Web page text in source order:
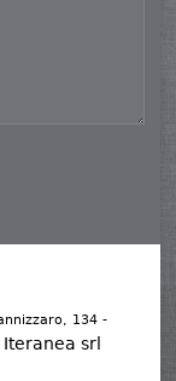
134 -
Iteranea srl